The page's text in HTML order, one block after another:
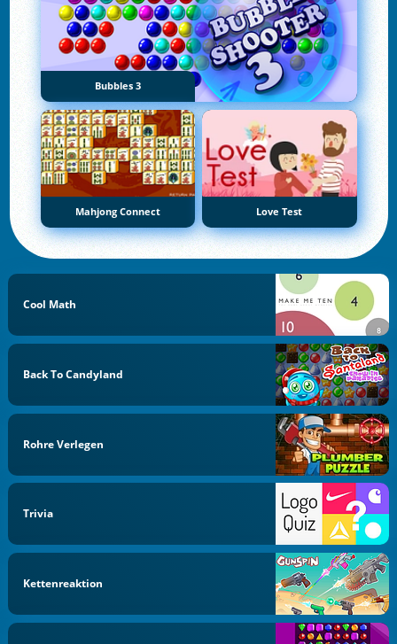
Bubbles 3
Mahjong Connect Love Test
Cool Math
Back To Candyland
Rohre Verlegen
Trivia
Kettenreaktion